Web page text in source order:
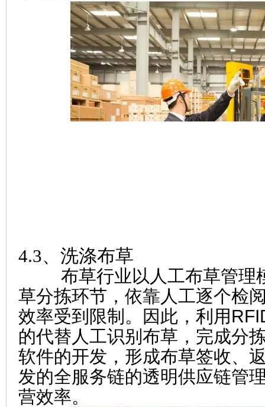
4.3、洗涤布草
布草行业以人工布草管理
草分拣环节，依靠人工逐个检
效率受到限制。
因此，利用
的代替人工识别布草，完成分
软件的开发，形成布草签收、
发的全服务链的透明供应链管
营效率。